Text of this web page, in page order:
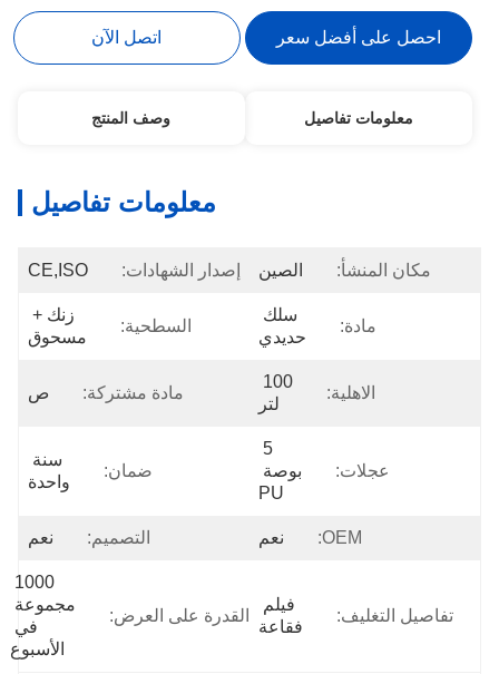
احصل على أفضل سعر اتصل الآن
معلومات تفاصيل وصف المنتج
معلومات تفاصيل
مكان المنشأ: الصين إصدار الشهادات: CE,ISO
مادة:
سلك
حديدي
السطحية:
زنك +
مسحوق
الاهلية:
100
لتر
مادة مشتركة: ص
عجلات:
5
بوصة
PU
ضمان:
سنة
واحدة
OEM: نعم التصميم: نعم
تفاصيل التغليف:
فيلم
فقاعة
القدرة على العرض:
1000
مجموعة
الأسبوع